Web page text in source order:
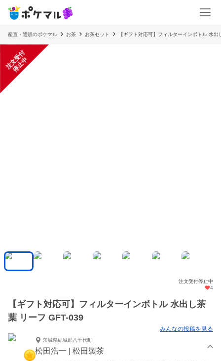
産直・通販のポケマル お茶 お茶セット 【ギフト対応可】フィルターインボトル 水
注
文
受
付
停
止
中
注文受付停止中
4
【ギフト対応可】フィルターインボトル 水出し茶
葉 リーフ GFT-039
みんなの投稿を見る
茨城県結城郡八千代町
松田浩一 | 松田製茶